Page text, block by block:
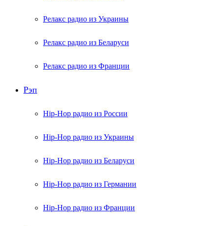
Релакс радио из Украины
Релакс радио из Беларуси
Релакс радио из Франции
Рэп
Hip-Hop радио из России
Hip-Hop радио из Украины
Hip-Hop радио из Беларуси
Hip-Hop радио из Германии
Hip-Hop радио из Франции